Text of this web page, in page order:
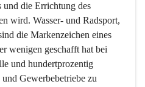
und die Errichtung des
wird. Wasser- und Radsport,
die Markenzeichen eines
wenigen geschafft hat bei
und hundertprozentig
Gewerbebetriebe zu